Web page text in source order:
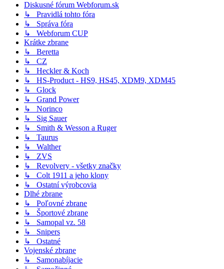
Diskusné fórum Webforum.sk
↳ Pravidlá tohto fóra
↳ Správa fóra
↳ Webforum CUP
Krátke zbrane
↳ Beretta
↳ CZ
↳ Heckler & Koch
↳ HS-Product - HS9, HS45, XDM9, XDM45
↳ Glock
↳ Grand Power
↳ Norinco
↳ Sig Sauer
↳ Smith & Wesson a Ruger
↳ Taurus
↳ Walther
↳ ZVS
↳ Revolvery - všetky značky
↳ Colt 1911 a jeho klony
↳ Ostatní výrobcovia
Dlhé zbrane
↳ Poľovné zbrane
↳ Športové zbrane
↳ Samopal vz. 58
↳ Snipers
↳ Ostatné
Vojenské zbrane
↳ Samonabíjacie